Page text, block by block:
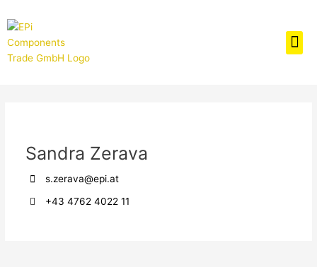
Inhalt
springen
Sandra Zerava
s.zerava@epi.at
+43 4762 4022 11